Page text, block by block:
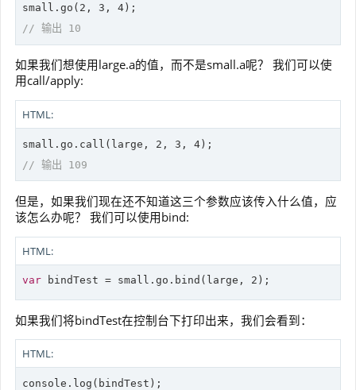
small.go( 2 , 3 , 4
// 输出 10
如果我们想使用large.a的值，而不是small.a呢？ 我们可以使
用call/apply:
HTML:
small.go.call(large, 2 , 3 , 4
// 输出 109
但是，如果我们现在还不知道这三个参数应该传入什么值，应
该怎么办呢？ 我们可以使用bind:
HTML:
var bindTest = small.go.bind(large, 2
如果我们将bindTest在控制台下打印出来，我们会看到：
HTML:
console